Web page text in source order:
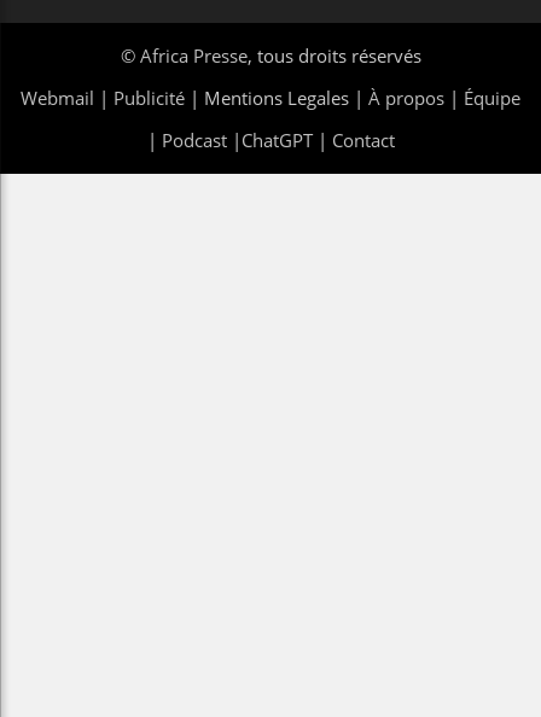
© Africa Presse, tous droits réservés
Webmail | Publicité | Mentions Legales | À propos | Équipe
| Podcast| ChatGPT| Contact